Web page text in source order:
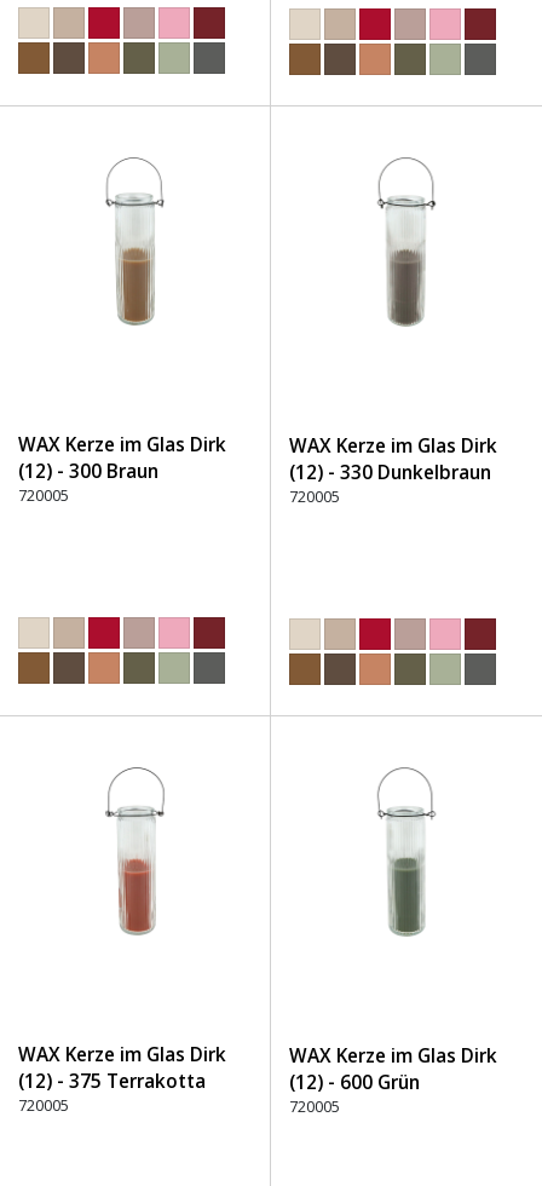
WAX Kerze im Glas Dirk
(12) - 300 Braun
720005
WAX Kerze im Glas Dirk
(12) - 330 Dunkelbraun
720005
WAX Kerze im Glas Dirk
(12) - 375 Terrakotta
720005
WAX Kerze im Glas Dirk
(12) - 600 Grün
720005